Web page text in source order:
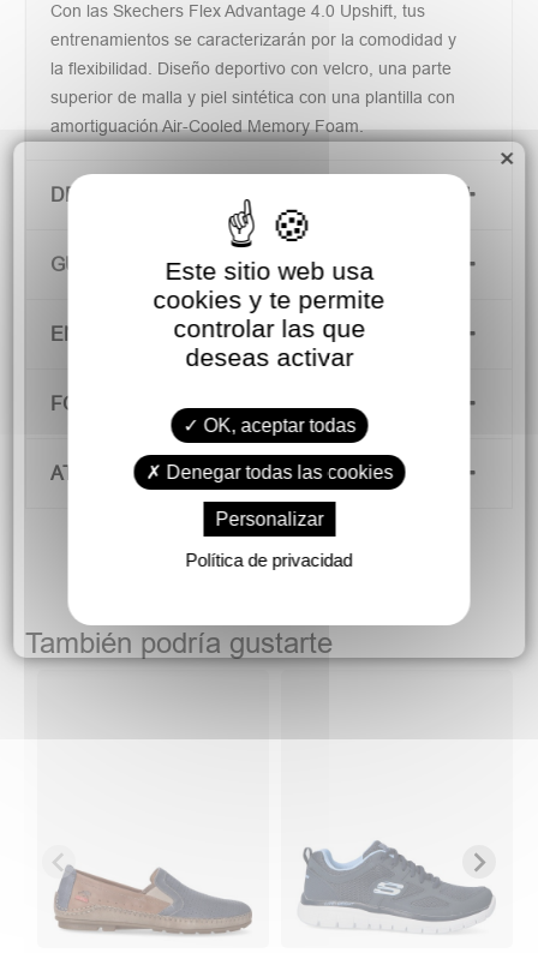
Con las Skechers Flex Advantage 4.0 Upshift, tus
entrenamientos se caracterizarán por la comodidad y
la flexibilidad. Diseño deportivo con velcro, una parte
superior de malla y piel sintética con una plantilla con
amortiguación Air-Cooled Memory Foam.
DETALLES DEL PRODUCTO
GUÍA DE TALLAS
ENVÍOS Y DEVOLUCIONES
FORMAS DE PAGO
ATENCIÓN AL CLIENTE
También podría gustarte
×
Este sitio web usa
cookies y te permite
controlar las que
deseas activar
OK, aceptar todas
Denegar todas las cookies
Personalizar
Política de privacidad